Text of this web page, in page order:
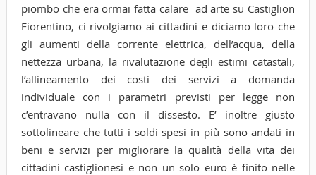
piombo che era ormai fatta calare ad arte su Castiglion
Fiorentino, ci rivolgiamo ai cittadini e diciamo loro che
gli aumenti della corrente elettrica, dell’acqua, della
nettezza urbana, la rivalutazione degli estimi catastali,
l’allineamento dei costi dei servizi a domanda
individuale con i parametri previsti per legge non
c’entravano nulla con il dissesto. E’ inoltre giusto
sottolineare che tutti i soldi spesi in più sono andati in
beni e servizi per migliorare la qualità della vita dei
cittadini castiglionesi e non un solo euro è finito nelle